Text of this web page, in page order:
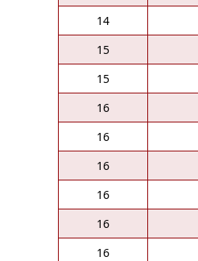
14
15
15
16
16
16
16
16
16